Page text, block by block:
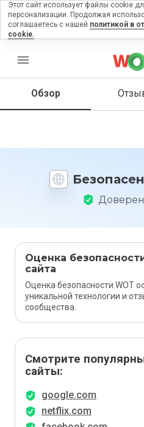
menu
Обзор
Оценка
сайта
Оценка безопасности WOT
уникальной технологии и
сообщества.
Смотрите
сайты:
google.com
netflix.com
на
Как бы
этот
Этот сайт использует файлы cookie
персонализации. Продолжая
соглашаетесь с нашей политикой в
cookie.